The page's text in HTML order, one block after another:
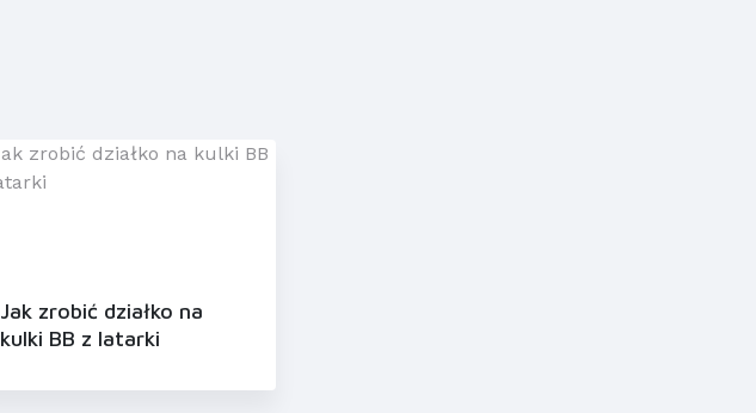
Jak zrobić działko na
kulki BB z latarki